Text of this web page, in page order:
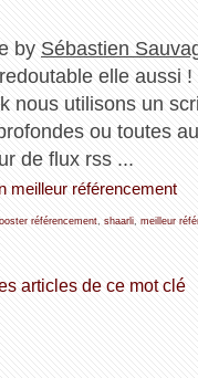
by Sébastien
elle aussi
nous utilisons un
ou toutes
de flux rss ...
meilleur référencement
référencement, shaarli, meilleur
articles de ce mot clé